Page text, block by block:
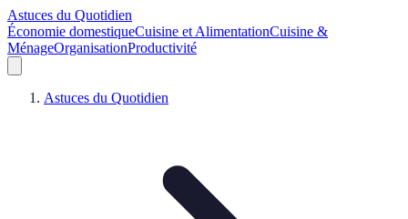
Astuces du Quotidien
Économie domestiqueCuisine et AlimentationCuisine &
MénageOrganisationProductivité
Astuces du Quotidien